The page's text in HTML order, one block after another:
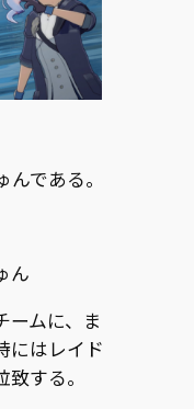
である。
ん
ームに、ま
にはレイド
致する。